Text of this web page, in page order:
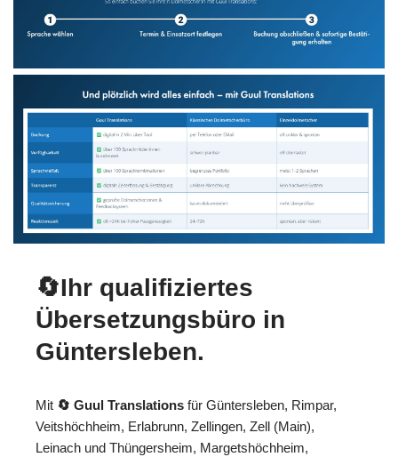
🔄Ihr qualifiziertes
Übersetzungsbüro in
Güntersleben.
Mit 🔄 Guul Translations für Güntersleben, Rimpar,
Veitshöchheim, Erlabrunn, Zellingen, Zell (Main),
Leinach und Thüngersheim, Margetshöchheim,